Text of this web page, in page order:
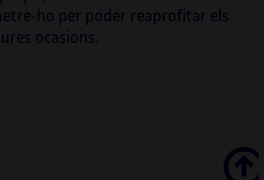
ho per poder reaprofitar els
ocasions.
Scroll
(UOC), del grau d’Arts,
i del grau de Disseny i